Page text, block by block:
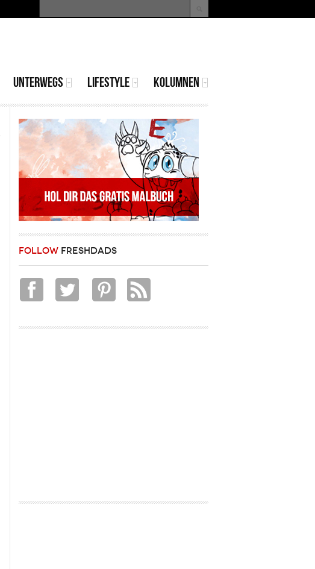
Suchformular
UNTERWEGS LIFESTYLE KOLUMNEN
FOLLOW FRESHDADS